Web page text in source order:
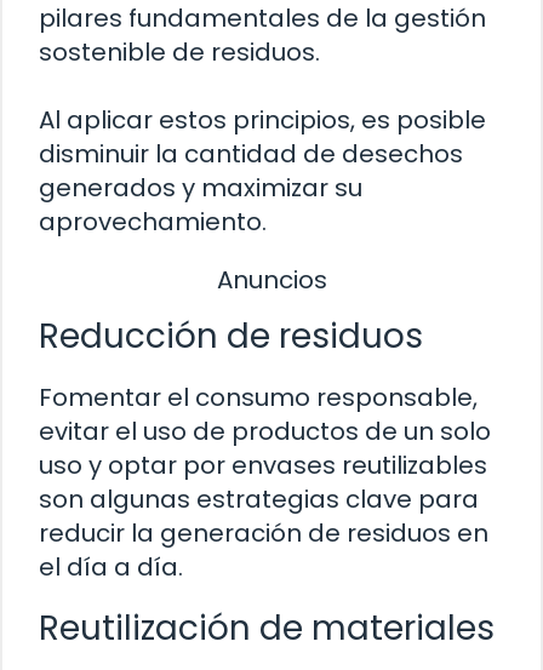
pilares fundamentales de la gestión
sostenible de residuos.
Al aplicar estos principios, es posible
disminuir la cantidad de desechos
generados y maximizar su
aprovechamiento.
Anuncios
Reducción de residuos
Fomentar el consumo responsable,
evitar el uso de productos de un solo
uso y optar por envases reutilizables
son algunas estrategias clave para
reducir la generación de residuos en
el día a día.
Reutilización de materiales